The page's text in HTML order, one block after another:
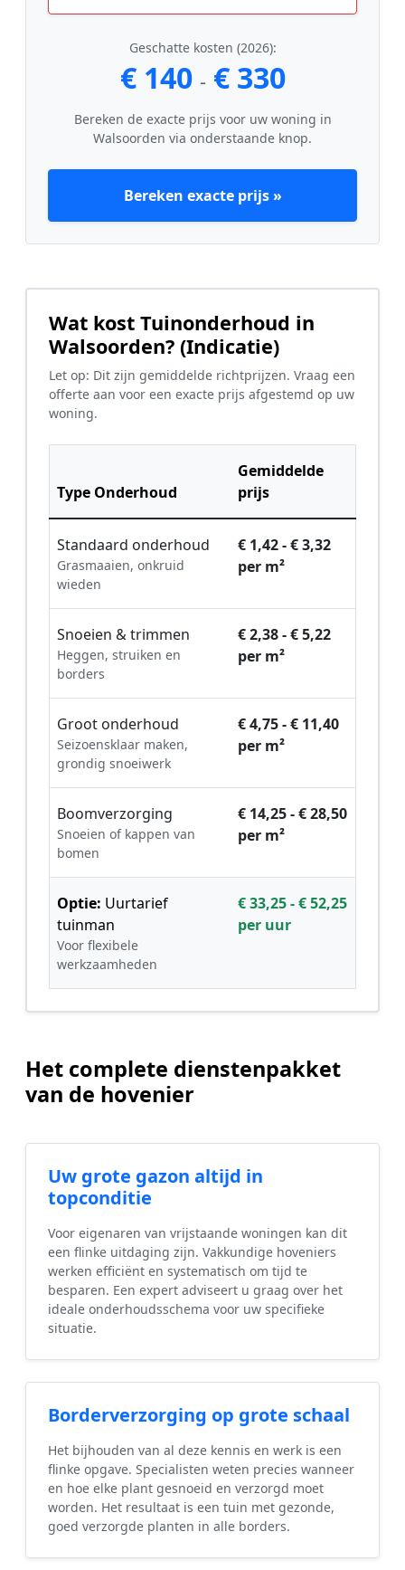
Geschatte kosten (2026):
€ 140 - € 330
Bereken de exacte prijs voor uw woning in
Walsoorden via onderstaande knop.
Bereken exacte prijs »
Wat kost Tuinonderhoud in
Walsoorden? (Indicatie)
Let op: Dit zijn gemiddelde richtprijzen. Vraag een
offerte aan voor een exacte prijs afgestemd op uw
woning.
Type Onderhoud
Gemiddelde
prijs
Standaard onderhoud
Grasmaaien, onkruid
wieden
€ 1,42 - € 3,32
per m²
Snoeien & trimmen
Heggen, struiken en
borders
€ 2,38 - € 5,22
per m²
Groot onderhoud
Seizoensklaar maken,
grondig snoeiwerk
€ 4,75 - € 11,40
per m²
Boomverzorging
Snoeien of kappen van
bomen
€ 14,25 - € 28,50
per m²
Optie: Uurtarief
tuinman
Voor flexibele
werkzaamheden
€ 33,25 - € 52,25
per uur
Het complete dienstenpakket
van de hovenier
Uw grote gazon altijd in
topconditie
Voor eigenaren van vrijstaande woningen kan dit
een flinke uitdaging zijn. Vakkundige hoveniers
werken efficiënt en systematisch om tijd te
besparen. Een expert adviseert u graag over het
ideale onderhoudsschema voor uw specifieke
situatie.
Borderverzorging op grote schaal
Het bijhouden van al deze kennis en werk is een
flinke opgave. Specialisten weten precies wanneer
en hoe elke plant gesnoeid en verzorgd moet
worden. Het resultaat is een tuin met gezonde,
goed verzorgde planten in alle borders.